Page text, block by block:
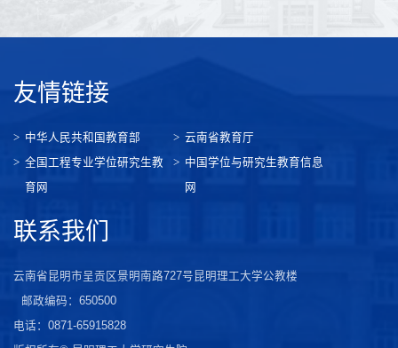
友情链接
中华人民共和国教育部
云南省教育厅
全国工程专业学位研究生教
育网
中国学位与研究生教育信息
网
联系我们
云南省昆明市呈贡区景明南路727号昆明理工大学公教楼
邮政编码：650500
电话：0871-65915828